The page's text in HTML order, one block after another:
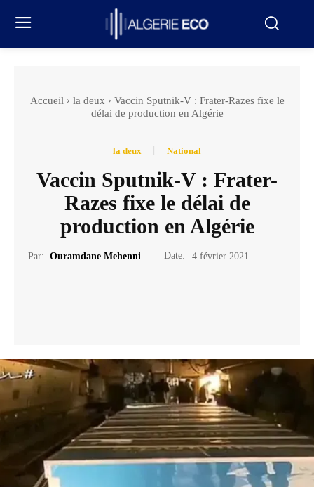
Accueil la deux
Vaccin Sputnik-V : Frater-Razes fixe le
délai de production en Algérie
la deux National
Vaccin Sputnik-V : Frater-
Razes fixe le délai de
production en Algérie
Par: Ouramdane Mehenni Date: 4 février 2021